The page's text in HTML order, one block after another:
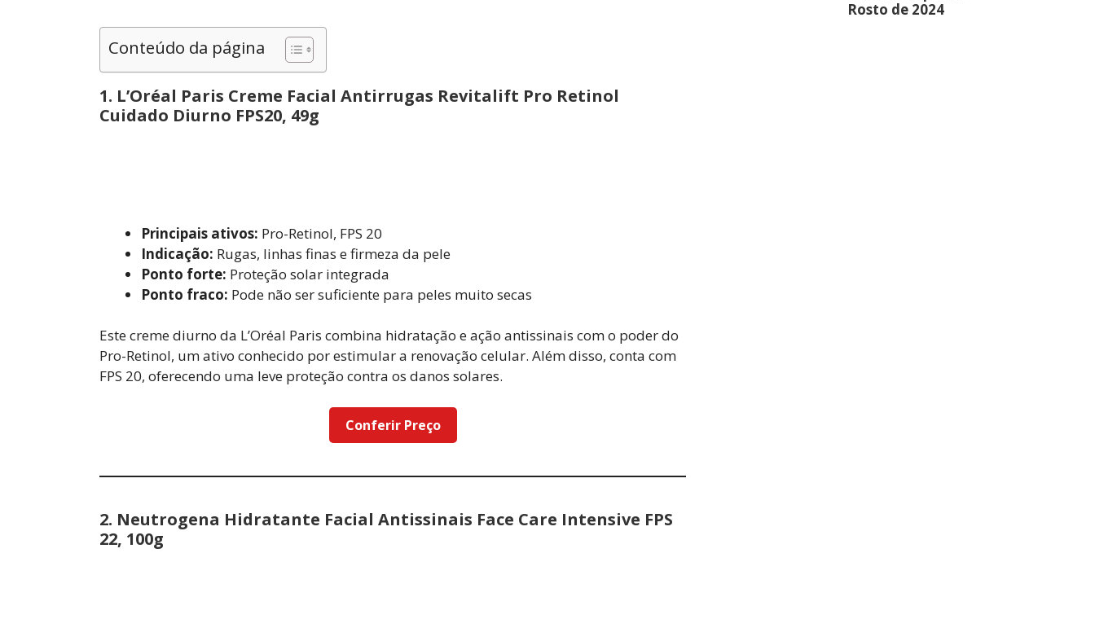
Conteúdo da página
1. L’Oréal Paris Creme Facial Antirrugas Revitalift Pro Retinol
Cuidado Diurno FPS20, 49g
Principais ativos: Pro-Retinol, FPS 20
Indicação: Rugas, linhas finas e firmeza da pele
Ponto forte: Proteção solar integrada
Ponto fraco: Pode não ser suficiente para peles muito secas
Este creme diurno da L’Oréal Paris combina hidratação e ação antissinais com o poder do
Pro-Retinol, um ativo conhecido por estimular a renovação celular. Além disso, conta com
FPS 20, oferecendo uma leve proteção contra os danos solares.
Conferir Preço
2. Neutrogena Hidratante Facial Antissinais Face Care Intensive FPS
22, 100g
Rosto de 2024